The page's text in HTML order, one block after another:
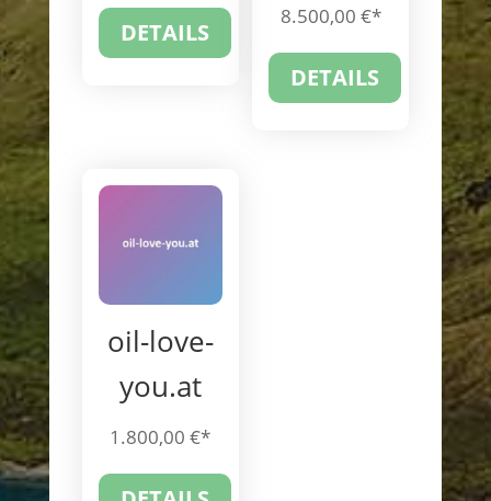
DETAILS
8.500,00 €
DETAILS
oil-love-
you.at
1.800,00€